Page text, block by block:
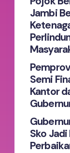
Jambi
Semi
Kantor
Sko